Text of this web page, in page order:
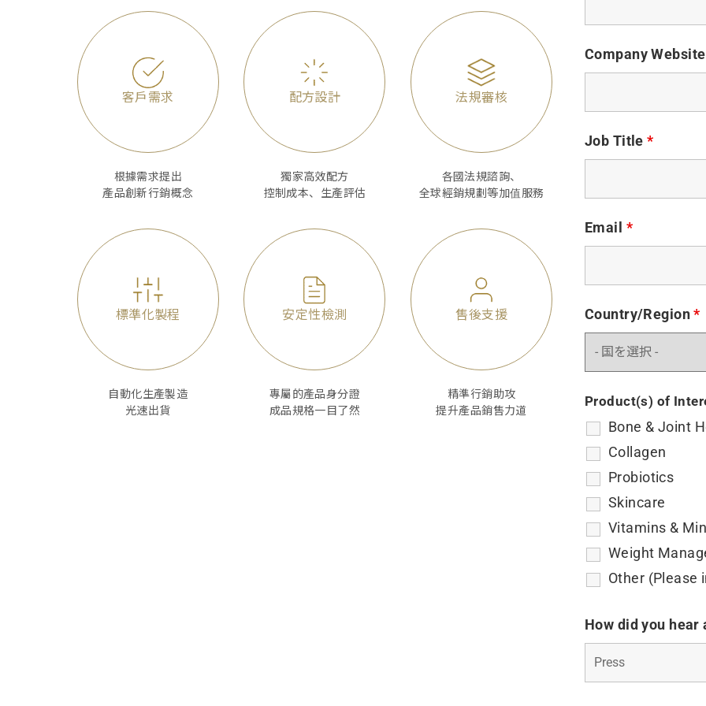
客戶需求
根據需求提出
產品創新行銷概念
配方設計
獨家高效配方
控制成本、生產評估
法規審核
各國法規諮詢、
全球經銷規劃等加值服務
標準化製程
自動化生產製造
光速出貨
安定性檢測
專屬的產品身分證
成品規格一目了然
售後支援
精準行銷助攻
提升產品銷售力道
Company
Job Title*
Email *
Country/Region*
Product(s) of
Bone & Joint
Collagen
Probiotics
Skincare
Vitamins &
Weight
Other (Please
How did you hear